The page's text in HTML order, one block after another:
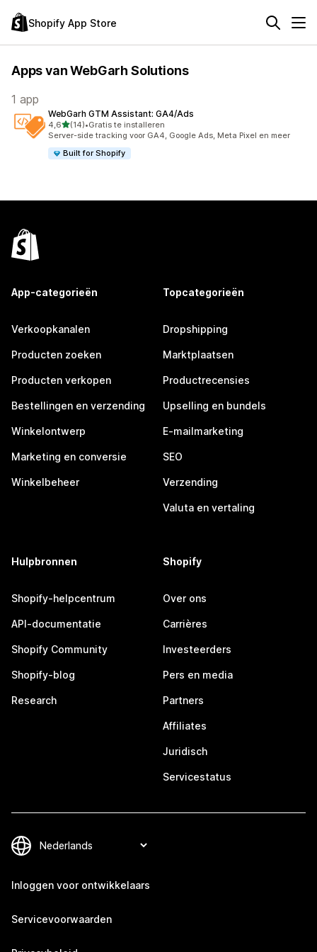
Shopify App Store
Apps van WebGarh Solutions
1 app
WebGarh GTM Assistant: GA4/Ads
4,6van 5 sterren
(14)
14 recensies in totaal
•Gratis te installeren
Server-side tracking voor GA4, Google Ads, Meta Pixel en meer
Built for Shopify
App-categorieën
Verkoopkanalen
Producten zoeken
Producten verkopen
Bestellingen en verzending
Winkelontwerp
Marketing en conversie
Winkelbeheer
Topcategorieën
Dropshipping
Marktplaatsen
Productrecensies
Upselling en bundels
E-mailmarketing
SEO
Verzending
Valuta en vertaling
Hulpbronnen
Shopify-helpcentrum
API-documentatie
Shopify Community
Shopify-blog
Research
Shopify
Over ons
Carrières
Investeerders
Pers en media
Partners
Affiliates
Juridisch
Servicestatus
Inloggen voor ontwikkelaars
Servicevoorwaarden